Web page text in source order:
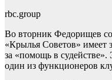
rbc.group
Во вторник Федорищев
«Крылья Советов» имеет
за «помощь в
один из функционеров